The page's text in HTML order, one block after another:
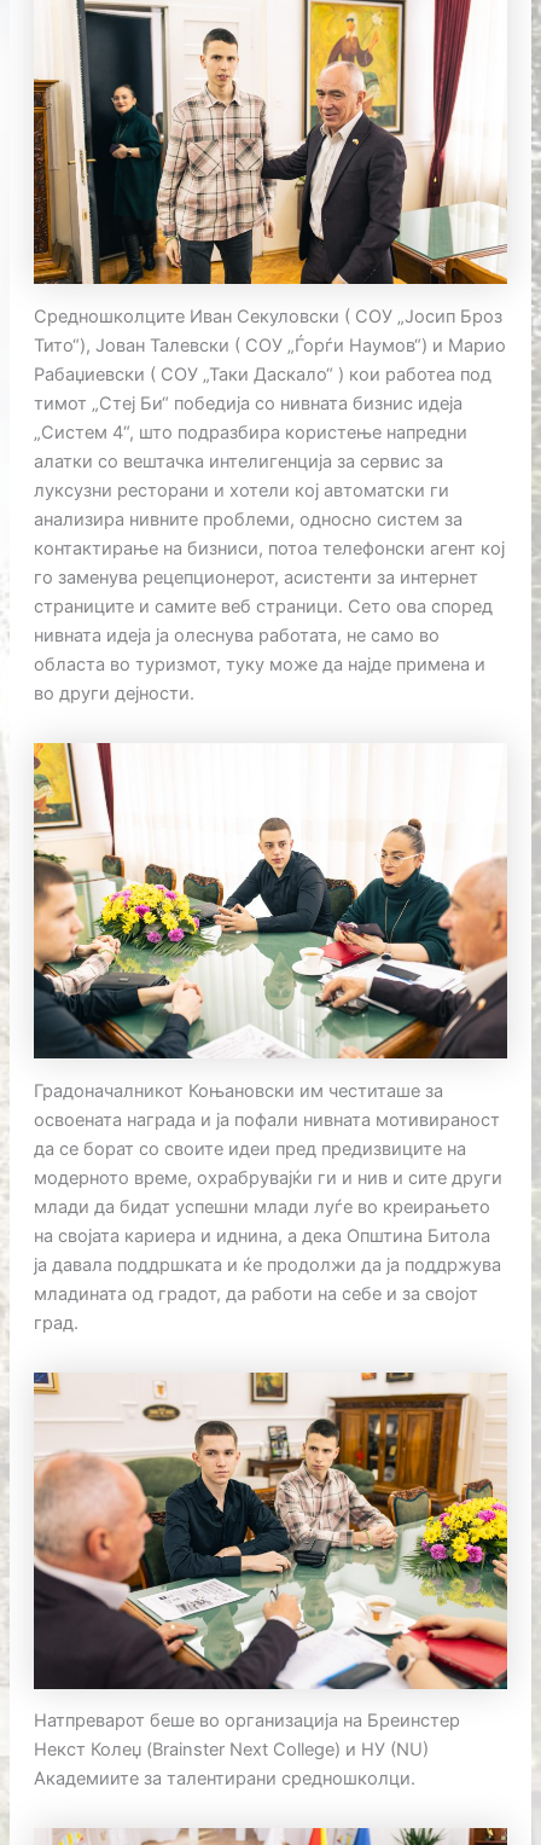
Средношколците Иван Секуловски ( СОУ „Јосип Броз
Тито“), Јован Талевски ( СОУ „Ѓорѓи Наумов“) и Марио
Рабаџиевски ( СОУ „Таки Даскало“ ) кои работеа под
тимот „Стеј Би“ победија со нивната бизнис идеја
„Систем 4“, што подразбира користење напредни
алатки со вештачка интелигенција за сервис за
луксузни ресторани и хотели кој автоматски ги
анализира нивните проблеми, односно систем за
контактирање на бизниси, потоа телефонски агент кој
го заменува рецепционерот, асистенти за интернет
страниците и самите веб страници. Сето ова според
нивната идеја ја олеснува работата, не само во
областа во туризмот, туку може да најде примена и
во други дејности.
Градоначалникот Коњановски им честиташе за
освоената награда и ја пофали нивната мотивираност
да се борат со своите идеи пред предизвиците на
модерното време, охрабрувајќи ги и нив и сите други
млади да бидат успешни млади луѓе во креирањето
на својата кариера и иднина, а дека Општина Битола
ја давала поддршката и ќе продолжи да ја поддржува
младината од градот, да работи на себе и за својот
град.
Натпреварот беше во организација на Бреинстер
Некст Колеџ (Brainster Next College) и НУ (NU)
Академиите за талентирани средношколци.